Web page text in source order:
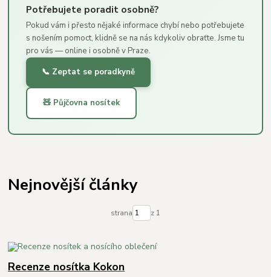
Potřebujete poradit osobně?
Pokud vám i přesto nějaké informace chybí nebo potřebujete
s nošením pomoct, klidně se na nás kdykoliv obraťte. Jsme tu
pro vás — online i osobně v Praze.
📞 Zeptat se poradkyně
🧸 Půjčovna nosítek
Nejnovější články
strana z 1
Recenze nosítka Kokon